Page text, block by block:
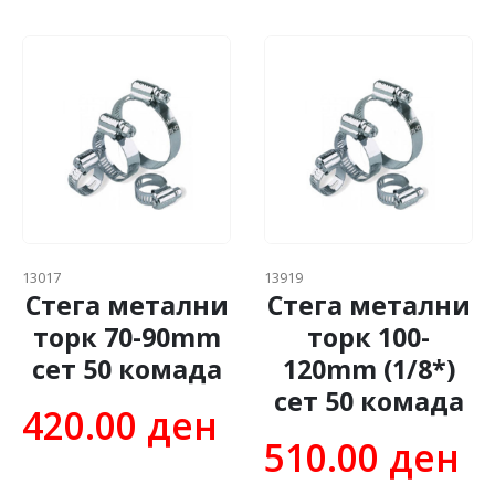
13017
Стега метални
торк 70-90mm
сет 50 комадa
420.00 ден
13919
Стега метални
торк 100-
120mm (1/8*)
сет 50 комадa
510.00 ден